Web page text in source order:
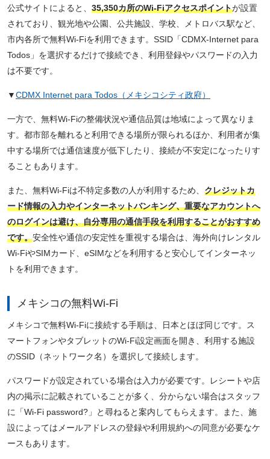
公式サイトによると、 35,350カ所のWi-Fiアクセスポイントが設置
されており、観光地や公園、公共施設、学校、メトロバス駅など、
市内各所で無料Wi-Fiを利用できます。SSID「CDMX-Internet para
Todos」を選択するだけで接続でき、利用登録やパスワードの入力
は不要です。
▼CDMX Internet para Todos（メキシコシティ政府）
一方で、無料Wi-Fiの整備状況や通信品質は地域によって異なりま
す。都市部を離れると利用できる場所が限られるほか、利用者が集
中する場所では通信速度が低下したり、接続が不安定になったりす
ることもあります。
また、無料Wi-Fiは不特定多数の人が利用するため、 クレジットカ
ード情報の入力やインターネットバンキング、重要なアカウントへ
のログインは避け、自分専用の通信手段を利用することがおすすめ
です。安全性や通信の安定性を重視する場合は、海外向けレンタル
Wi-FiやSIMカード、eSIMなどを利用すると安心してインターネッ
トを利用できます。
メキシコの無料Wi-Fi
メキシコで無料Wi-Fiに接続する手順は、日本とほぼ同じです。ス
マートフォンやタブレットのWi-Fi設定画面を開き、利用する施設
のSSID（ネットワーク名）を選択して接続します。
パスワードが設定されている場合は入力が必要です。レシートや店
内の掲示に記載されていることが多く、分からない場合はスタッフ
に「Wi-Fi password?」と尋ねると案内してもらえます。また、施
設によってはメールアドレスの登録や利用規約への同意が必要なケ
ースもあります。